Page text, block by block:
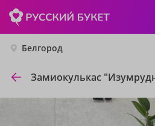
Белгород
Замиокулькас